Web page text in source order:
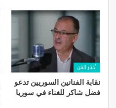
أخبار الفن
نقابة الفنانين السوريين تدعو
فضل شاكر للغناء في سوريا